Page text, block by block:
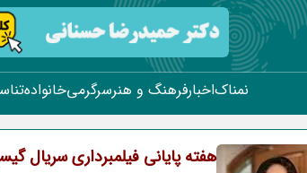
نمناکاخبارفرهنگ و هنرسرگرمیخانواده
هفته پایانی فیلمبرداری سریال